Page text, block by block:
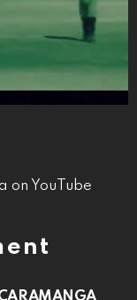
on YouTube